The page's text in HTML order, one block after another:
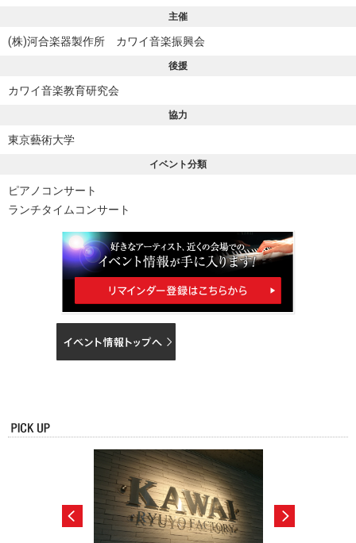
主催
(株)河合楽器製作所 カワイ音楽振興会
後援
カワイ音楽教育研究会
協力
東京藝術大学
イベント分類
ピアノコンサート
ランチタイムコンサート